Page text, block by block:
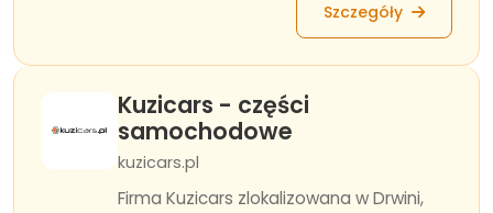
Szczegóły
Kuzicars - części
samochodowe
kuzicars.pl
Firma Kuzicars zlokalizowana w Drwini,